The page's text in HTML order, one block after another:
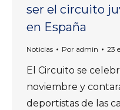
ser el circuito
en España
Noticias Por admin 23
El Circuito se
noviembre y
deportistas de las